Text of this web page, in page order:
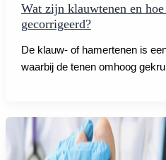
Wat zijn klauwtenen en
gecorrigeerd?
De klauw- of hamertenen is
waarbij de tenen omhoog